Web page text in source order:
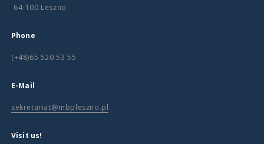
64-100 Leszno
Phone
(+48)65 520 53 55
E-Mail
sekretariat@mbpleszno.pl
Visit us!